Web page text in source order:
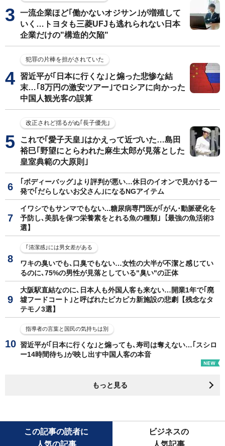
一流企業ほど｢働かないオジサン｣が増殖して
いく…トヨタも三菱UFJも逃れられない日本
企業だけの"構造的欠陥"
犯罪の片棒を担がされていた
習近平が｢日本に行くな｣と煽った悲惨な結
末…｢8万円の激安ツアー｣でロシアに向かった
中国人観光客の誤算
改正されど揺るがぬ｢長子優先｣
これで｢愛子天皇｣はかえって近づいた…島田
裕巳｢野望にとらわれた麻生太郎が見落とした
皇室典範の大原則｣
｢ボディーバッグ｣より評判が悪い…休日のイオンで見かける一
発で｢だらしないお父さん｣になるNGアイテム
イワシでもサンマでもない...糖尿病専門医が｢がん･動脈硬化を
予防し､美肌を保つ栄養素をとれる魚の種類｣【最強の魚活術3
選】
｢清潔感｣には男女差がある
ワキの臭いでも､口臭でもない…女性の大半が不潔と感じてい
るのに､75%の男性が見落としている"臭い"の正体
大阪駅直結なのに､日本人も外国人客も来ない…開業1年で｢廃
墟フードコート｣と呼ばれたピカピカ新施設の悲劇【残念なタ
テモノ3選】
指導者の言葉と国民の気持ちは別
習近平が｢日本に行くな｣と煽っても､寿司は奪えない…｢スシロ
ー14時間待ち｣が映し出す中国人客の本音
もっと見る
この記事の読者に
人気の記事
ビジネスの
人気記事